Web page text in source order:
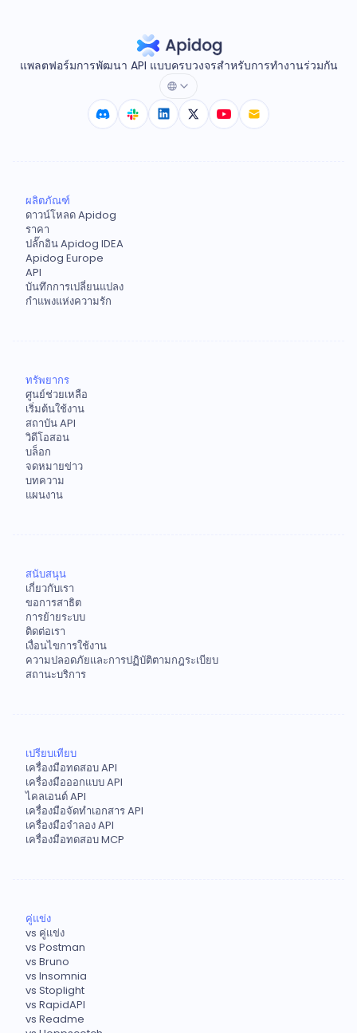
แพลตฟอร์มการพัฒนา API แบบครบวงจรสำหรับการทำงานร่วมกัน
ผลิตภัณฑ์
ดาวน์โหลด Apidog
ราคา
ปลั๊กอิน Apidog IDEA
Apidog Europe
API
บันทึกการเปลี่ยนแปลง
กำแพงแห่งความรัก
ทรัพยากร
ศูนย์ช่วยเหลือ
เริ่มต้นใช้งาน
สถาบัน API
วิดีโอสอน
บล็อก
จดหมายข่าว
บทความ
แผนงาน
สนับสนุน
เกี่ยวกับเรา
ขอการสาธิต
การย้ายระบบ
ติดต่อเรา
เงื่อนไขการใช้งาน
ความปลอดภัยและการปฏิบัติตามกฎระเบียบ
สถานะบริการ
เปรียบเทียบ
เครื่องมือทดสอบ API
เครื่องมือออกแบบ API
ไคลเอนต์ API
เครื่องมือจัดทำเอกสาร API
เครื่องมือจำลอง API
เครื่องมือทดสอบ MCP
คู่แข่ง
vs คู่แข่ง
vs Postman
vs Bruno
vs Insomnia
vs Stoplight
vs RapidAPI
vs Readme